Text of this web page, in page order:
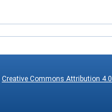
Creative Commons Attribution 4.0